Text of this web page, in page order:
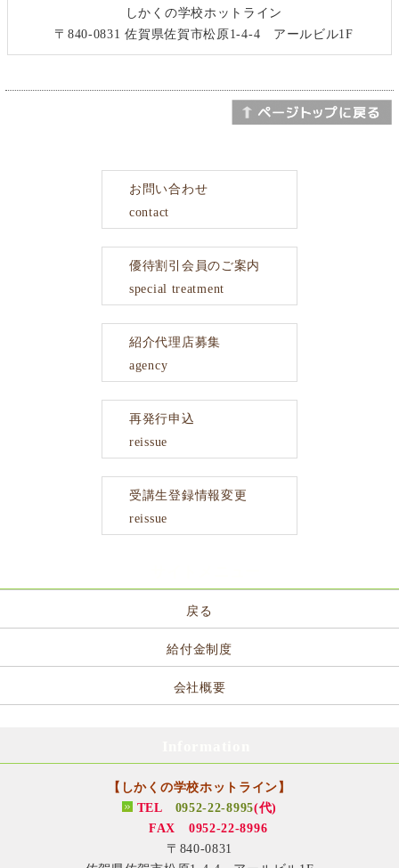
しかくの学校ホットライン
〒840-0831 佐賀県佐賀市松原1-4-4 アールビル1F
お問い合わせ
contact
優待割引会員のご案内
special treatment
紹介代理店募集
agency
再発行申込
reissue
受講生登録情報変更
reissue
戻る
給付金制度
会社概要
【しかくの学校ホットライン】
TEL 0952-22-8995(代)
FAX 0952-22-8996
〒840-0831